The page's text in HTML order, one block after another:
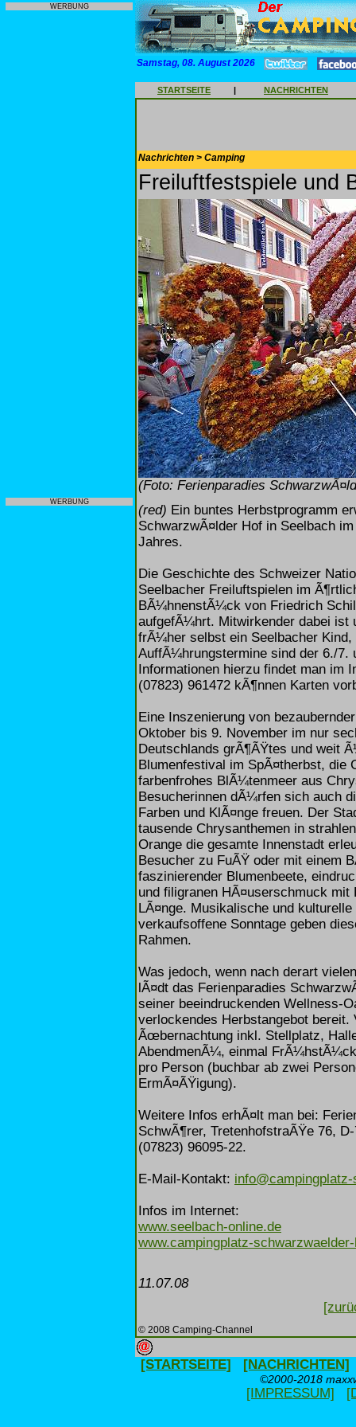
WERBUNG
WERBUNG
Samstag, 08. August 2026
STARTSEITE | NACHRICHTEN
Nachrichten > Camping
Freiluftfestspiele und
(Foto: Ferienparadies
(red) Ein buntes Herbstprogramm
SchwarzwÃ¤lder Hof in Seelbach
Jahres.
Die Geschichte des Schweizer
Seelbacher Freiluftspielen im
BÃ¼hnenstÃ¼ck von Friedrich
aufgefÃ¼hrt. Mitwirkender dabei ist
frÃ¼her selbst ein Seelbacher
AuffÃ¼hrungstermine sind der 6./7.
Informationen hierzu findet man im
(07823) 961472 kÃ¶nnen Karten
Eine Inszenierung von
Oktober bis 9. November im nur
Deutschlands grÃ¶ÃŸtes und weit
Blumenfestival im SpÃ¤therbst, die
farbenfrohes BlÃ¼tenmeer aus
Besucherinnen dÃ¼rfen sich auch
Farben und KlÃ¤nge freuen. Der
tausende Chrysanthemen in
Orange die gesamte Innenstadt
Besucher zu FuÃŸ oder mit einem
faszinierender Blumenbeete,
und filigranen HÃ¤userschmuck
LÃ¤nge. Musikalische und
verkaufsoffene Sonntage geben
Rahmen.
Was jedoch, wenn nach derart
lÃ¤dt das Ferienparadies
seiner beeindruckenden Wellness-
verlockendes Herbstangebot
Ãœbernachtung inkl. Stellplatz,
AbendmenÃ¼, einmal
pro Person (buchbar ab zwei
ErmÃ¤ÃŸigung).
Weitere Infos erhÃ¤lt man bei:
SchwÃ¶rer, TretenhofstraÃŸe 76,
(07823) 96095-22.
E-Mail-Kontakt:
Infos im Internet:
www.seelbach-online.de
www.campingplatz-
11.07.08
© 2008 Camping-Channel
[STARTSEITE] [NACHRICHTEN]
©2000-2018
[IMPRESSUM]